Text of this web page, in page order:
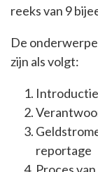
reeks van 9
De
zijn als volgt:
reportage